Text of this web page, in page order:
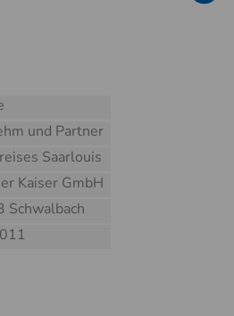
und Partner
Saarlouis
Kaiser GmbH
Schwalbach